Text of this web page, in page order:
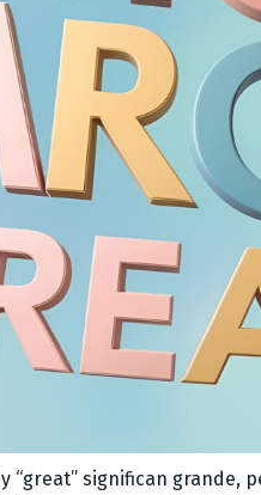
y “great” significan